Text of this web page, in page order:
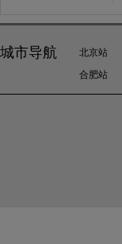
城市导航 北京站
合肥站